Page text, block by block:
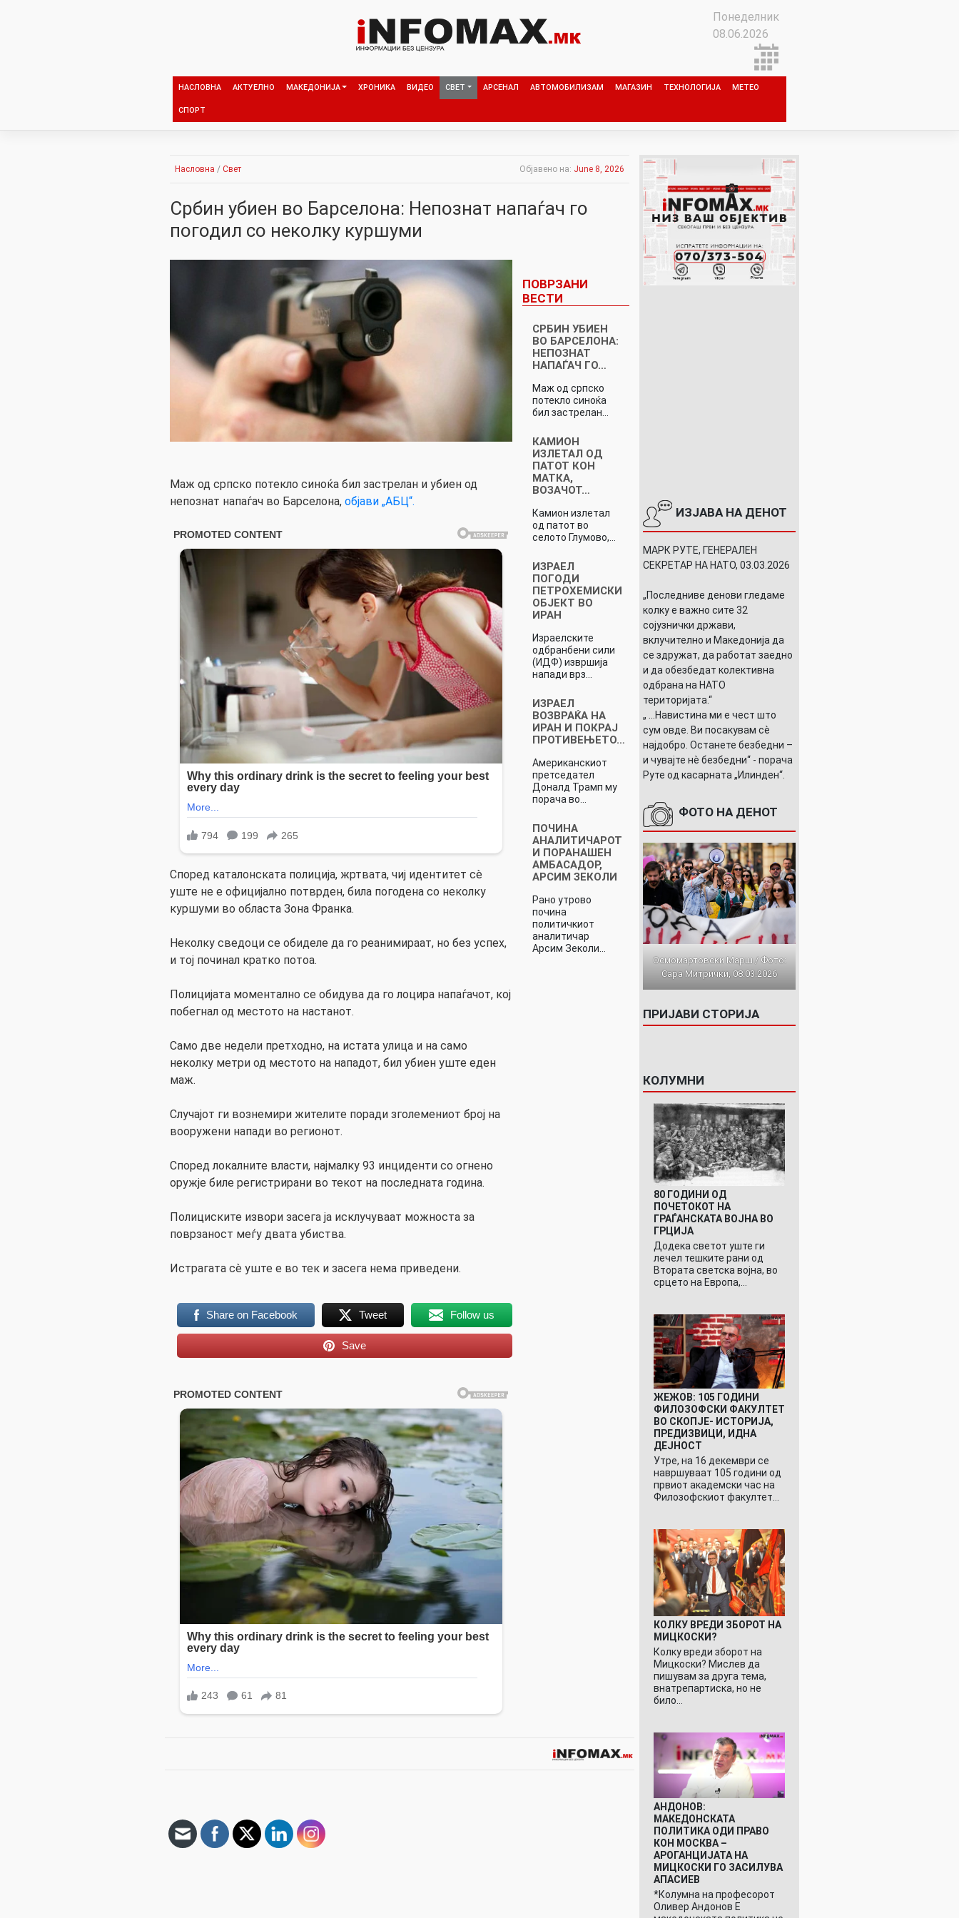
Понеделник
08.06.2026
НАСЛОВНА АКТУЕЛНО МАКЕДОНИЈА ХРОНИКА ВИДЕО СВЕТ АРСЕНАЛ АВТОМОБИЛИЗАМ МАГАЗИН ТЕХНОЛОГИЈА МЕТЕО
СПОРТ
Насловна / Свет Објавено на: June 8, 2026
Србин убиен во Барселона: Непознат напаѓач го
погодил со неколку куршуми
Маж од српско потекло синоќа бил застрелан и убиен од
непознат напаѓач во Барселона, објави „АБЦ“.
Според каталонската полиција, жртвата, чиј идентитет сè
уште не е официјално потврден, била погодена со неколку
куршуми во областа Зона Франка.
Неколку сведоци се обиделе да го реанимираат, но без успех,
и тој починал кратко потоа.
Полицијата моментално се обидува да го лоцира напаѓачот, кој
побегнал од местото на настанот.
Само две недели претходно, на истата улица и на само
неколку метри од местото на нападот, бил убиен уште еден
маж.
Случајот ги вознемири жителите поради зголемениот број на
вооружени напади во регионот.
Според локалните власти, најмалку 93 инциденти со огнено
оружје биле регистрирани во текот на последната година.
Полициските извори засега ја исклучуваат можноста за
поврзаност меѓу двата убиства.
Истрагата сè уште е во тек и засега нема приведени.
Share on Facebook Tweet Follow us
Save
ПОВРЗАНИ
ВЕСТИ
СРБИН УБИЕН
ВО БАРСЕЛОНА:
НЕПОЗНАТ
НАПАЃАЧ ГО…
Маж од српско
потекло синоќа
бил застрелан…
КАМИОН
ИЗЛЕТАЛ ОД
ПАТОТ КОН
МАТКА,
ВОЗАЧОТ…
Камион излетал
од патот во
селото Глумово,…
ИЗРАЕЛ
ПОГОДИ
ПЕТРОХЕМИСКИ
ОБЈЕКТ ВО
ИРАН
Израелските
одбранбени сили
(ИДФ) извршија
напади врз…
ИЗРАЕЛ
ВОЗВРАЌА НА
ИРАН И ПОКРАЈ
ПРОТИВЕЊЕТО…
Американскиот
претседател
Доналд Трамп му
порача во…
ПОЧИНА
АНАЛИТИЧАРОТ
И ПОРАНАШЕН
АМБАСАДОР,
АРСИМ ЗЕКОЛИ
Рано утрово
почина
политичкиот
аналитичар
Арсим Зеколи…
ИЗЈАВА НА ДЕНОТ
МАРК РУТЕ, ГЕНЕРАЛЕН
СЕКРЕТАР НА НАТО, 03.03.2026
„Последниве денови гледаме
колку е важно сите 32
сојузнички држави,
вклучително и Македонија да
се здружат, да работат заедно
и да обезбедат колективна
одбрана на НАТО
територијата.“
„ ...Навистина ми е чест што
сум овде. Ви посакувам сè
најдобро. Останете безбедни –
и чувајте нè безбедни“ - порача
Руте од касарната „Илинден“.
ФОТО НА ДЕНОТ
Осмомартовски Марш / Фото:
Сара Митрички, 08.03.2026
ПРИЈАВИ СТОРИЈА
КОЛУМНИ
80 ГОДИНИ ОД
ПОЧЕТОКОТ НА
ГРАЃАНСКАТА ВОЈНА ВО
ГРЦИЈА
Додека светот уште ги
лечел тешките рани од
Втората светска војна, во
срцето на Европа,…
ЖЕЖОВ: 105 ГОДИНИ
ФИЛОЗОФСКИ ФАКУЛТЕТ
ВО СКОПЈЕ- ИСТОРИЈА,
ПРЕДИЗВИЦИ, ИДНА
ДЕЈНОСТ
Утре, на 16 декември се
навршуваат 105 години од
првиот академски час на
Филозофскиот факултет…
КОЛКУ ВРЕДИ ЗБОРОТ НА
МИЦКОСКИ?
Колку вреди зборот на
Мицкоски? Мислев да
пишувам за друга тема,
внатрепартиска, но не
било…
АНДОНОВ:
МАКЕДОНСКАТА
ПОЛИТИКА ОДИ ПРАВО
КОН МОСКВА –
АРОГАНЦИЈАТА НА
МИЦКОСКИ ГО ЗАСИЛУВА
АПАСИЕВ
*Колумна на професорот
Оливер Андонов Е